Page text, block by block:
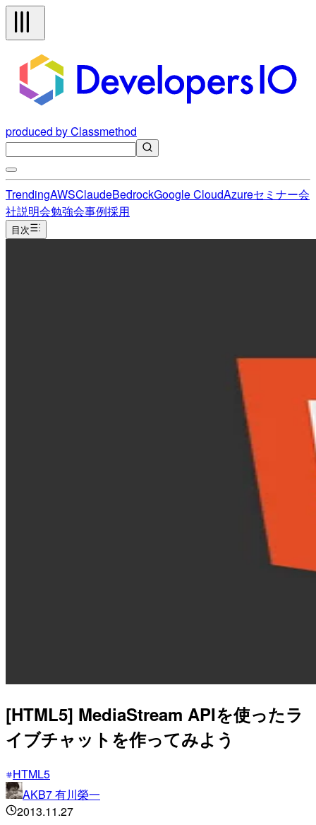
produced by Classmethod
TrendingAWSClaudeBedrockGoogle CloudAzureセミナー会
社説明会勉強会事例採用
目次
[HTML5] MediaStream APIを使ったラ
イブチャットを作ってみよう
HTML5
AKB7 有川榮一
2013.11.27